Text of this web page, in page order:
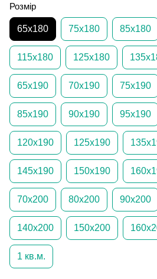
Розмір
65х180 75х180 85х180
115х180 125х180
65х190 70х190 75х190
85х190 90х190 95х190
120х190 125х190
145х190 150х190
70х200 80х200 90х200
140х200 150х200
1 кв.м.